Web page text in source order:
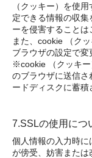
（クッキー）を使
定できる情報の収
ーを侵害することは
また、cookie （ク
ブラウザの設定で変
※cookie （クッキー
のブラウザに送信
ードディスクに蓄積
7.SSLの使用につ
個人情報の入力時
が傍受、妨害また